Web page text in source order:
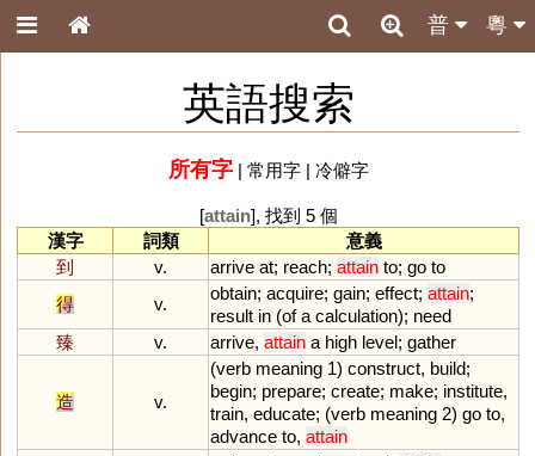
粵
普
英語搜索
所有字| 常用字| 冷僻字
[attain], 找到 5 個
漢字
詞類
意義
到
v. arrive at; reach; attain to; go to
得
v.
obtain; acquire; gain; effect; attain;
result in (of a calculation); need
臻
v. arrive, attain a high level; gather
造 v.
(verb meaning 1) construct, build;
begin; prepare; create; make; institute,
train, educate; (verb meaning 2) go to,
advance to, attain